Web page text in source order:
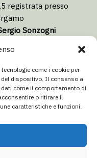
come i cookie per
dispositivo. Il consenso a
come il comportamento di
o ritirare il
caratteristiche e funzioni.
registrata presso
Sonzogni